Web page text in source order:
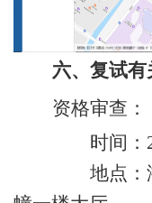
六、复试有
资格审查：
时间：
地点：